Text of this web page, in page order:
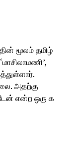
மூலம் தமிழ்
அதற்கு
என்ற ஒரு க